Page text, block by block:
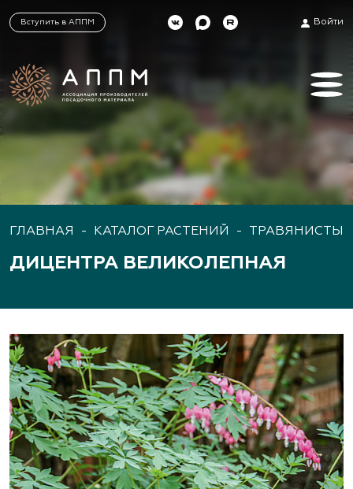
Вступить в АППМ Войти
ГЛАВНАЯ - КАТАЛОГ РАСТЕНИЙ -
ДИЦЕНТРА ВЕЛИКОЛЕПНАЯ